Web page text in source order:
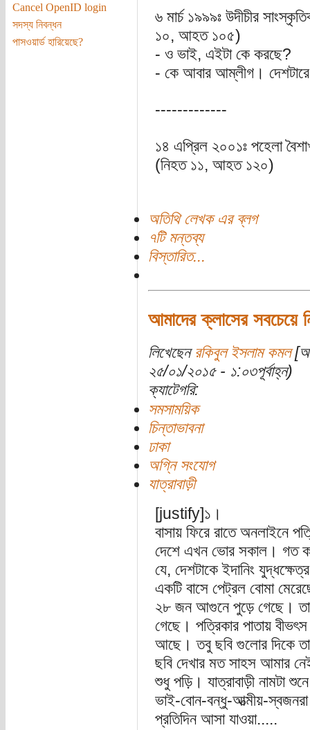
Cancel OpenID login
সদস্য নিবন্ধন
পাসওয়ার্ড হারিয়েছে?
৬ মার্চ ১৯৯৯ঃ উদীচীর
১০, আহত ১০৫)
- ও ভাই, এইটা কে করছে?
- কে আবার আম্লীগ।
-------------
১৪ এপ্রিল ২০০১ঃ পহেলা
(নিহত ১১, আহত ১২০)
অতিথি লেখক এর ব্লগ
৭টি মন্তব্য
বিস্তারিত...
আমাদের ক্লাসের সবচেয়ে
লিখেছেন রকিবুল ইসলাম কমল
২৫/০১/২০১৫ - ১:০৩পূর্বাহ্ন)
ক্যাটেগরি:
সমসাময়িক
চিন্তাভাবনা
ঢাকা
অগ্নি সংযোগ
যাত্রাবাড়ী
[justify]১।
বাসায় ফিরে রাতে অনলাইনে
দেশে এখন ভোর সকাল। গত
যে, দেশটাকে ইদানিং
একটি বাসে পেট্রল বোমা
২৮ জন আগুনে পুড়ে গেছে।
গেছে। পত্রিকার পাতায়
আছে। তবু ছবি গুলোর দিকে
ছবি দেখার মত সাহস আমার
শুধু পড়ি। যাত্রাবাড়ী নামটা
ভাই-বোন-বন্ধু-আত্মীয়-স্বজনরা
প্রতিদিন আসা যাওয়া.....